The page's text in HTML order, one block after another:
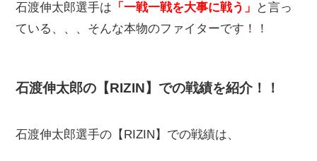
石渡伸太郎選手は 「一戦一戦を大事に戦う」
と言っ
ている、、、そんな本物のファイターです！！
石渡伸太郎の【RIZIN】での戦績を紹介！！
石渡伸太郎選手の【RIZIN】での戦績は、